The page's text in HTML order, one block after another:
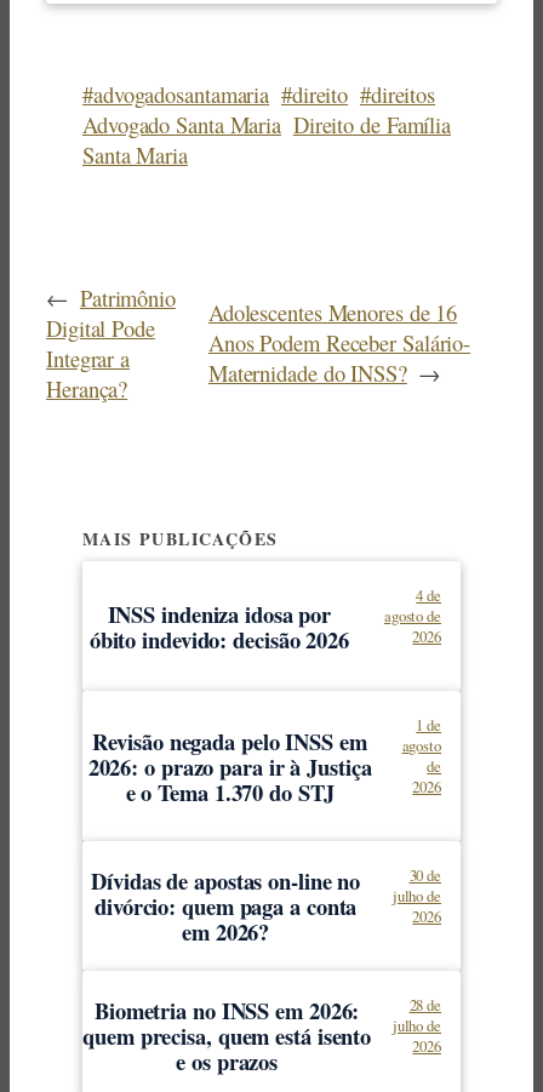
#advogadosantamaria #direito #direitos
Advogado Santa Maria Direito de Família
Santa Maria
← Patrimônio
Digital Pode
Integrar a
Herança?
Adolescentes Menores de 16
Anos Podem Receber Salário-
Maternidade do INSS? →
MAIS PUBLICAÇÕES
INSS indeniza idosa por
óbito indevido: decisão 2026
4 de
agosto de
2026
Revisão negada pelo INSS em
2026: o prazo para ir à Justiça
e o Tema 1.370 do STJ
1 de
agosto
de
2026
Dívidas de apostas on-line no
divórcio: quem paga a conta
em 2026?
30 de
julho de
2026
Biometria no INSS em 2026:
quem precisa, quem está isento
e os prazos
28 de
julho de
2026